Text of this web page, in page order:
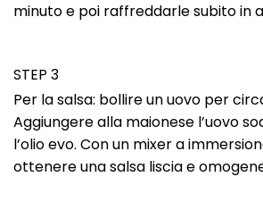
minuto e poi raffreddarle subito in
STEP 3
Per la salsa: bollire un uovo per
Aggiungere alla maionese l’uovo
l’olio evo. Con un mixer a
ottenere una salsa liscia e